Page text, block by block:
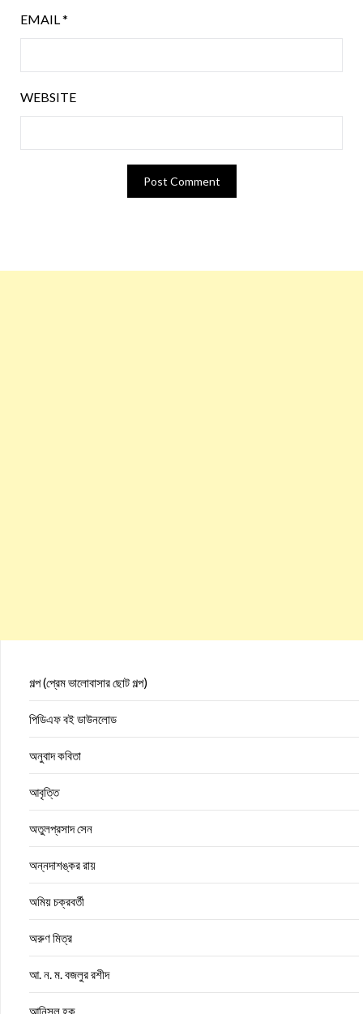
EMAIL*
WEBSITE
গল্প (প্রেম ভালোবাসার ছোট গল্প)
পিডিএফ বই ডাউনলোড
অনুবাদ কবিতা
আবৃত্তি
অতুলপ্রসাদ সেন
অন্নদাশঙ্কর রায়
অমিয় চক্রবর্তী
অরুণ মিত্র
আ. ন. ম. বজলুর রশীদ
আনিসুল হক